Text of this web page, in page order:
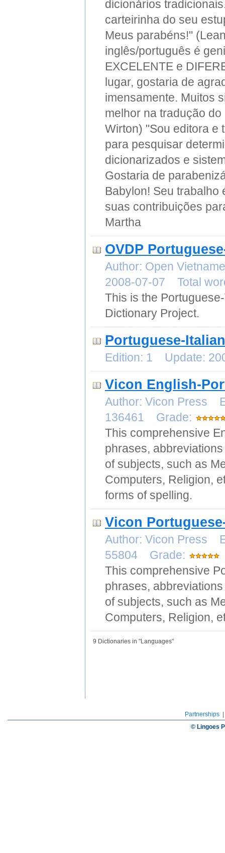
dicionários
carteirinha do seu
Meus parabéns!"
inglês/português é
EXCELENTE e
lugar, gostaria de
imensamente. Muitos
melhor na tradução
Wirton) "Sou editora e
para pesquisar
dicionarizados e
Gostaria de
Babylon! Seu trabalho
suas contribuições
Martha
OVDP
Author: Open
2008-07-07 Total
This is the
Dictionary Project.
Portuguese-
Edition: 1 Update:
Vicon English-
Author: Vicon Press
136461 Grade:
This comprehensive
phrases,
of subjects, such as
Computers, Religion,
forms of spelling.
Vicon
Author: Vicon Press
55804 Grade:
This comprehensive
phrases,
of subjects, such as
Computers, Religion,
9 Dictionaries in "Languages"
Partnerships
© Lingoes